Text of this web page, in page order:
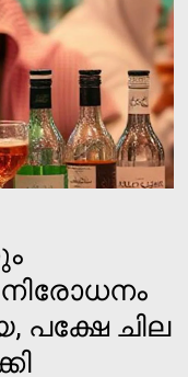
പക്ഷേ ചില